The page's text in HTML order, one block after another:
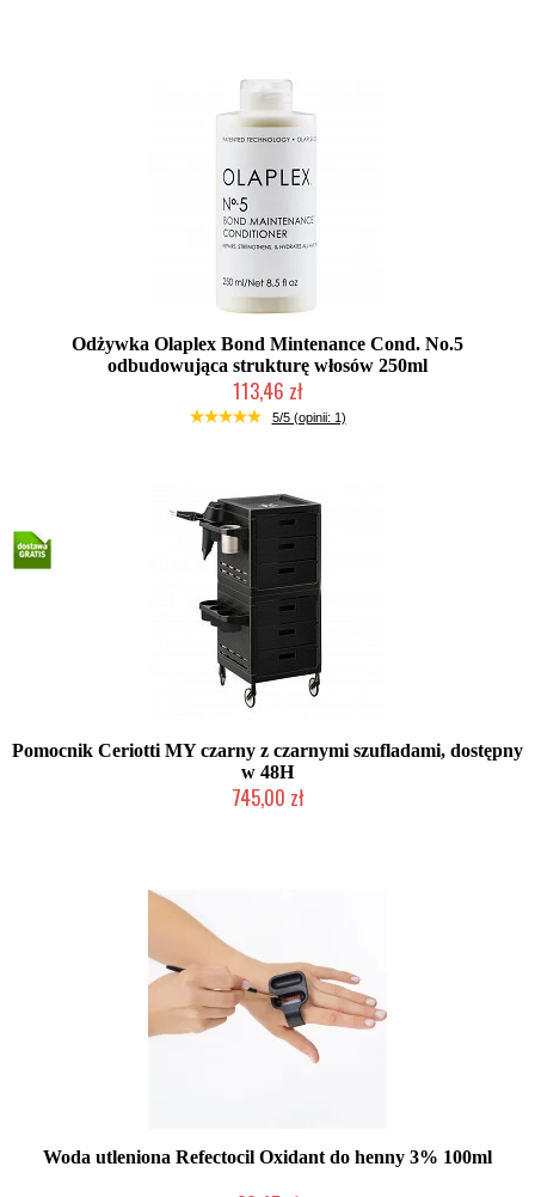
Odżywka Olaplex Bond Mintenance Cond. No.5
odbudowująca strukturę włosów 250ml
113,46 zł
Mała ilość (wysyłka w 24h)
5/5 (opinii: 1)
Pomocnik Ceriotti MY czarny z czarnymi szufladami, dostępny
w 48H
745,00 zł
Woda utleniona Refectocil Oxidant do henny 3% 100ml